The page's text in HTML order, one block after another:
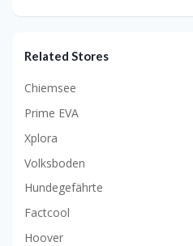
Related Stores
Chiemsee
Prime EVA
Xplora
Volksboden
Hundegefährte
Factcool
Hoover